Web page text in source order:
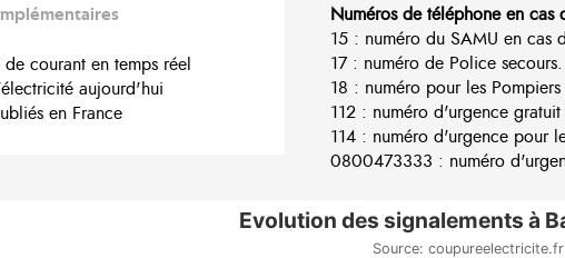
courant en temps réel
aujourd'hui
en France
Numéros de téléphone en cas
15 : numéro du SAMU en cas
17 : numéro de Police secours.
18 : numéro pour les
112 : numéro d'urgence
114 : numéro d'urgence pour
0800473333 : numéro
Evolution des signalements à
Source: coupureelectricite.fr